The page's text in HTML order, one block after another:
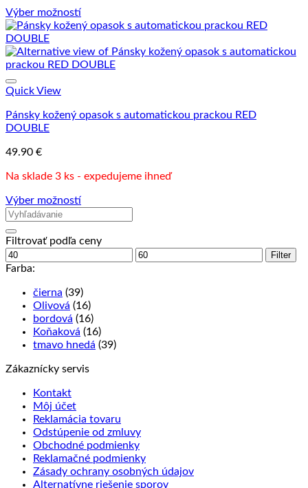
produktu.
Výber možností
Tento
produkt
má
viacero
variantov.
Možnosti
môžete
vybrať
stránke
Quick View
Pánsky kožený opasok s automatickou prackou RED
DOUBLE
49.90 €
Na sklade 3 ks - expedujeme ihneď
Výber možností
Tento
má
viacero
variantov.
môžete
vybrať
stránke
Filtrovať podľa ceny
Minimálna
cena
Maximálna
Filter
Farba:
čierna (39)
Olivová (16)
bordová (16)
Koňaková (16)
tmavo hnedá (39)
Zákaznícky servis
Kontakt
Môj účet
Reklamácia tovaru
Odstúpenie od zmluvy
Obchodné podmienky
Reklamačné podmienky
Zásady ochrany osobných údajov
Alternatívne riešenie sporov